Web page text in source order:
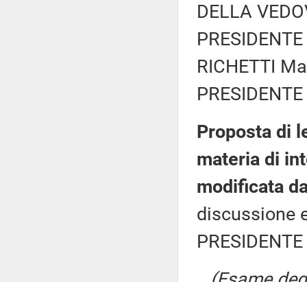
DELLA
RICHETTI
Proposta di
materia di
modificata
discussione